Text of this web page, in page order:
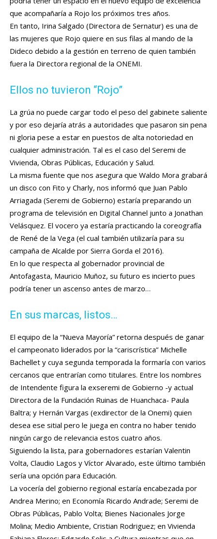
que acompañaría a Rojo los próximos tres años.
En tanto, Irina Salgado (Directora de Sernatur) es una de
las mujeres que Rojo quiere en sus filas al mando de la
Dideco debido a la gestión en terreno de quien también
fuera la Directora regional de la ONEMI.
Ellos no tuvieron “Rojo”
La grúa no puede cargar todo el peso del gabinete saliente
y por eso dejaría atrás a autoridades que pasaron sin pena
ni gloria pese a estar en puestos de alta notoriedad en
cualquier administración. Tal es el caso del Seremi de
Vivienda, Obras Públicas, Educación y Salud.
La misma fuente que nos asegura que Waldo Mora grabará
un disco con Fito y Charly, nos informó que Juan Pablo
Arriagada (Seremi de Gobierno) estaría preparando un
programa de televisión en Digital Channel junto a Jonathan
Velásquez. El vocero ya estaría practicando la coreografía
de René de la Vega (el cual también utilizaría para su
campaña de Alcalde por Sierra Gorda el 2016).
En lo que respecta al gobernador provincial de
Antofagasta, Mauricio Muñoz, su futuro es incierto pues
podría tener un ascenso antes de marzo…
En sus marcas, listos…
El equipo de la “Nueva Mayoría” retorna después de ganar
el campeonato liderados por la “cariscrística” Michelle
Bachellet y cuya segunda temporada la formaría con varios
cercanos que entrarían como titulares. Entre los nombres
de Intendente figura la exseremi de Gobierno -y actual
Directora de la Fundación Ruinas de Huanchaca- Paula
Baltra; y Hernán Vargas (exdirector de la Onemi) quien
desea ese sitial pero le juega en contra no haber tenido
ningún cargo de relevancia estos cuatro años.
Siguiendo la lista, para gobernadores estarían Valentin
Volta, Claudio Lagos y Víctor Alvarado, este último también
sería una opción para Educación.
La vocería del gobierno regional estaría encabezada por
Andrea Merino; en Economía Ricardo Andrade; Seremi de
Obras Públicas, Pablo Volta; Bienes Nacionales Jorge
Molina; Medio Ambiente, Cristian Rodriguez; en Vivienda